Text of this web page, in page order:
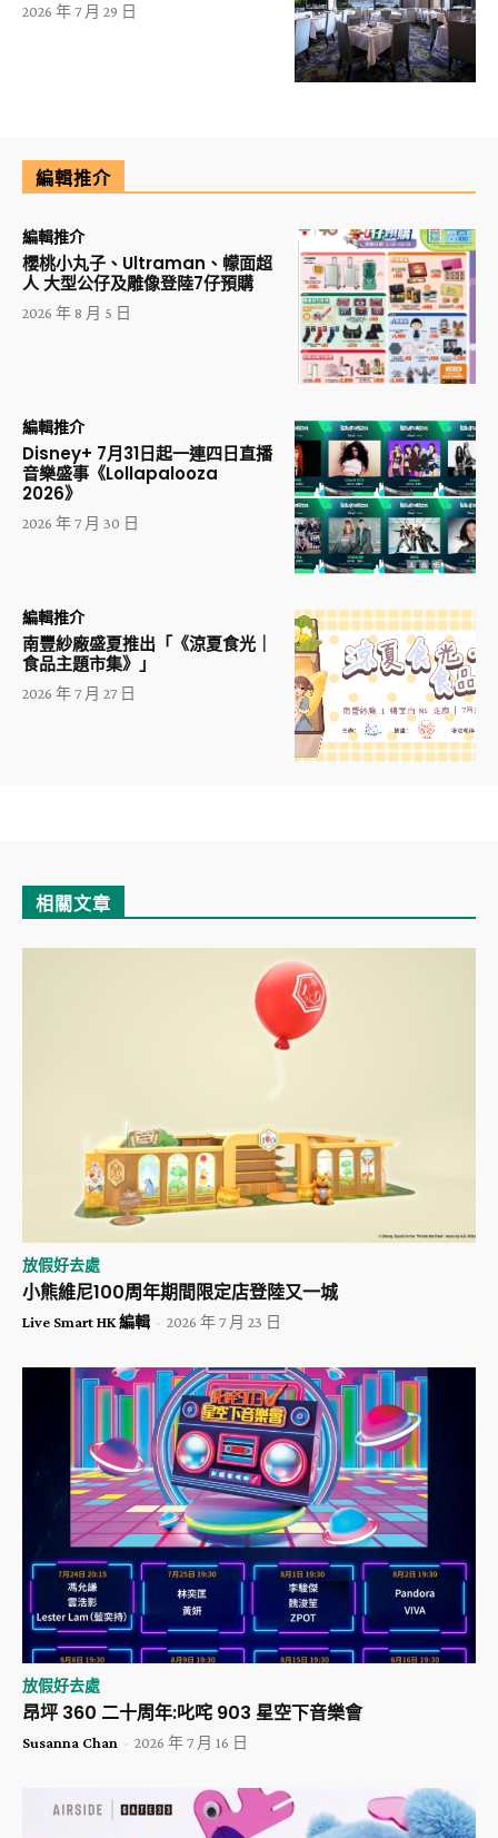
2026 年 7 月 29 日
編輯推介
編輯推介
櫻桃小丸子、Ultraman、幪面超
人 大型公仔及雕像登陸7仔預購
2026 年 8 月 5 日
編輯推介
Disney+ 7月31日起一連四日直播
音樂盛事《Lollapalooza
2026》
2026 年 7 月 30 日
編輯推介
南豐紗廠盛夏推出「《涼夏食光｜
食品主題市集》」
2026 年 7 月 27 日
相關文章
放假好去處
小熊維尼100周年期間限定店登陸又一城
Live Smart HK 編輯 - 2026 年 7 月 23 日
放假好去處
昂坪 360 二十周年:叱咤 903 星空下音樂會
Susanna Chan - 2026 年 7 月 16 日